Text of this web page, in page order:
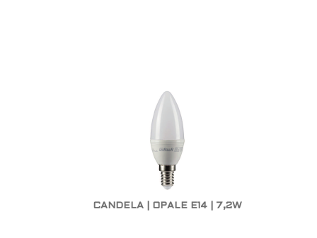
CANDELA | OPALE E14 | 7,2W